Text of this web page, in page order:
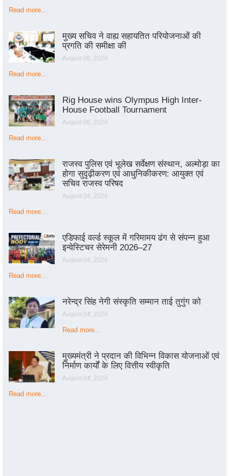
Read more...
मुख्य सचिव ने वाह्य सहायतित परियोजनाओं की
प्रगति की समीक्षा की
August 06, 2026
Read more...
Rig House wins Olympus High Inter-
House Football Tournament
August 06, 2026
Read more...
राजस्व पुलिस एवं भूलेख सर्वेक्षण संस्थान, अल्मोड़ा का
होगा सुदृढ़ीकरण एवं आधुनिकीकरण: आयुक्त एवं
सचिव राजस्व परिषद
August 04, 2026
Read more...
एडिफाई वर्ल्ड स्कूल में गरिमामय ढंग से संपन्न हुआ
इन्वेस्टिचर सेरेमनी 2026–27
August 04, 2026
Read more...
नरेन्द्र सिंह नेगी संस्कृति सम्मान ताई तुगुंग को
August 04, 2026
Read more...
मुख्यमंत्री ने प्रदान की विभिन्न विकास योजनाओं एवं
निर्माण कार्यों के लिए वित्तीय स्वीकृति
August 04, 2026
Read more...